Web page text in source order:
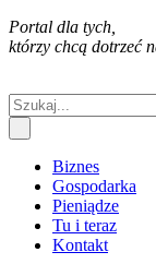
Portal dla tych,
którzy chcą dotrzeć
Biznes
Gospodarka
Pieniądze
Tu i teraz
Kontakt